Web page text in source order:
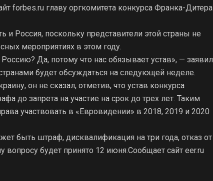
forbes.ru главу оргкомитета конкурса Франка-Дитера
и Россия, поскольку представители этой страны не
мероприятиях в этом году.
Да, потому что нас обязывает устав», — заявил
будет обсуждаться на следующей неделе.
он не сказал, отметив, что устав конкурса
до запрета на участие на срок до трех лет. Таким
участвовать в «Евровидении» в 2018, 2019 и 2020
быть штраф, дисквалификация на три года, отказ от
будет принято 12 июня.Сообщает сайт eer.ru